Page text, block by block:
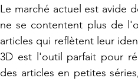
Le marché actuel est avide
ne se contentent plus de
articles qui reflètent leur
3D est l'outil parfait pour
des articles en petites